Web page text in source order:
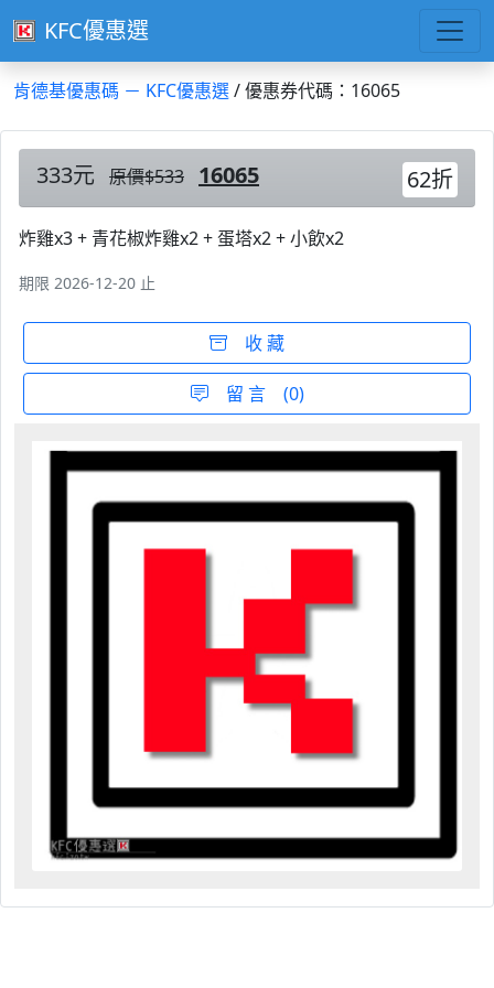
KFC優惠選
肯德基優惠碼 － KFC優惠選/ 優惠券代碼：16065
333元 原價$533 16065 62折
炸雞x3 + 青花椒炸雞x2 + 蛋塔x2 + 小飲x2
期限 2026-12-20 止
收 藏
留 言 (0)